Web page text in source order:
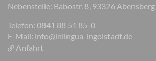
Nebenstelle: Babostr. 8, 93326 Abensberg
Telefon: 0841 88 51 85-0
E-Mail: info@inlingua-ingolstadt.de
Anfahrt